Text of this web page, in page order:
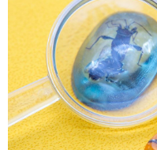
覽
絡
我
們